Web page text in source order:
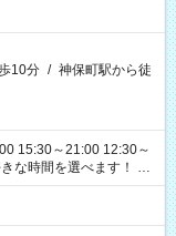
10分 / 神保町駅から徒
15:30～21:00 12:30～